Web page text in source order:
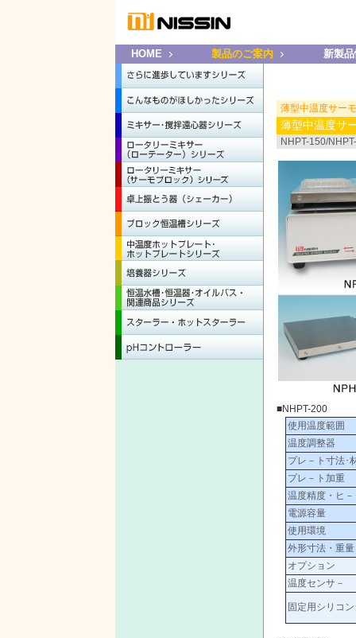
HOME 製品のご案内 新製
薄型中温度サー
薄型中温度サ
NHPT-150/
■NHPT-200
使用温度範囲
温度調整器
プレ－ト寸法･
プレ－ト加重
温度精度・ヒ
電源容量
使用環境
外形寸法・重量
オプション
温度センサ－
固定用シリコ